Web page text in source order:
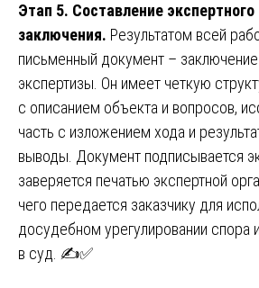
Этап 5. Составление экспертного
заключения. Результатом всей
письменный документ – заключение
экспертизы. Он имеет четкую
с описанием объекта и вопросов,
часть с изложением хода и
выводы. Документ подписывается
заверяется печатью экспертной
чего передается заказчику для
досудебном урегулировании спора
в суд. ✍️✅